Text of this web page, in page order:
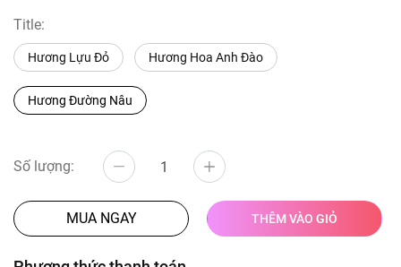
Title:
Hương Lựu Đỏ Hương Hoa Anh Đào
Hương Đường Nâu
Số lượng:
MUA NGAY THÊM VÀO GIỎ